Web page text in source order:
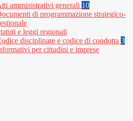
amministrativi generali 10
di programmazione strategico-
e leggi regionali
disciplinare e codice di condotta 3
per cittadini e imprese